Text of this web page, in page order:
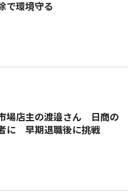
環境守る
場店主の渡邉さん 日商の
に 早期退職後に挑戦